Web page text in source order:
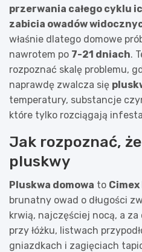
przerwania całego cyklu
zabicia owadów
właśnie dlatego domowe
nawrotem po 7-21 dniach.
rozpoznać skalę problemu,
naprawdę zwalcza się
temperatury, substancje
które tylko rozciągają
Jak rozpoznać,
pluskwy
Pluskwa domowa to
brunatny owad o długości
krwią, najczęściej nocą, a
przy łóżku, listwach
gniazdkach i zagięciach